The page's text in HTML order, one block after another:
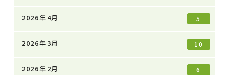
2026年4月 5
2026年3月 10
2026年2月 6